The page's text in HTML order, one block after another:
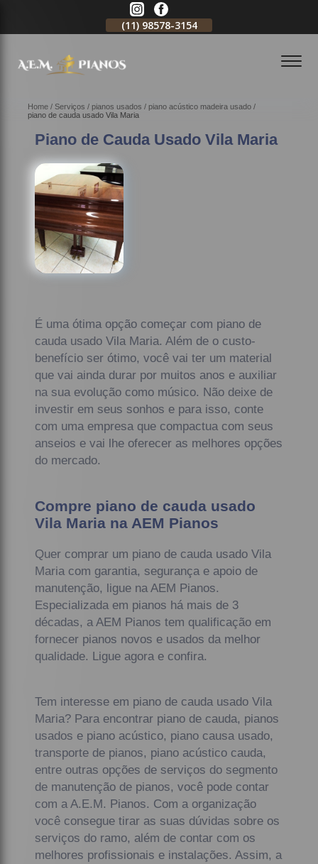
(11) 98578-3154
Home Serviços pianos usados
piano acústico madeira usado
piano de cauda usado Vila Maria
Piano de Cauda Usado Vila Maria
É uma ótima opção começar com piano de
cauda usado Vila Maria. Além de o custo-
benefício ser ótimo, você vai ter um material
que vai ainda durar por muitos anos e auxiliar
na sua evolução como músico. Não deixe de
investir em seus sonhos e para isso, conte
com uma empresa que compactua com seus
anseios e vai lhe oferecer as melhores opções
do mercado.
Compre piano de cauda usado
Vila Maria na AEM Pianos
Quer comprar um piano de cauda usado Vila
Maria com garantia, segurança e apoio de
manutenção, ligue na AEM Pianos.
Especializada em pianos há mais de 3
décadas, a AEM Pianos tem qualificação em
fornecer pianos novos e usados da melhor
qualidade. Ligue agora e confira.
Tem interesse em piano de cauda usado Vila
Maria? Para encontrar piano de cauda, pianos
usados e piano acústico, piano causa usado,
transporte de pianos, piano acústico cauda,
entre outras opções de serviços do segmento
de manutenção de pianos, você pode contar
com a A.E.M. Pianos. Com a organização
você consegue tirar as suas dúvidas sobre os
serviços do ramo, além de contar com os
melhores profissionais e instalações. Assim, a